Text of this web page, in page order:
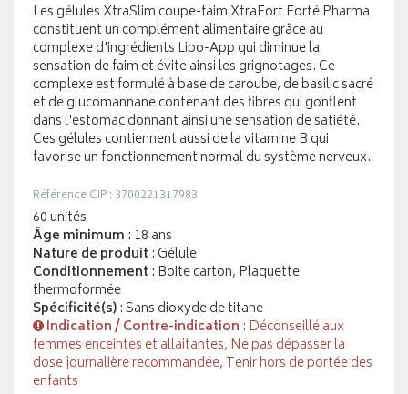
Les gélules XtraSlim coupe-faim XtraFort Forté Pharma
constituent un complément alimentaire grâce au
complexe d'ingrédients Lipo-App qui diminue la
sensation de faim et évite ainsi les grignotages. Ce
complexe est formulé à base de caroube, de basilic sacré
et de glucomannane contenant des fibres qui gonflent
dans l'estomac donnant ainsi une sensation de satiété.
Ces gélules contiennent aussi de la vitamine B qui
favorise un fonctionnement normal du système nerveux.
Référence CIP : 3700221317983
60 unités
Âge minimum : 18 ans
Nature de produit : Gélule
Conditionnement : Boite carton, Plaquette
thermoformée
Spécificité(s): Sans dioxyde de titane
Indication / Contre-indication : Déconseillé aux
femmes enceintes et allaitantes, Ne pas dépasser la
dose journalière recommandée, Tenir hors de portée des
enfants